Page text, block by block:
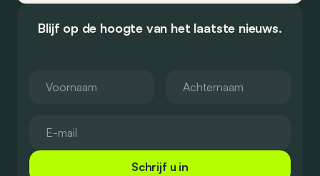
Blijf op de hoogte van het laatste nieuws.
Schrijf u in